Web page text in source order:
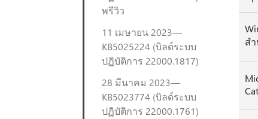
พรีวิว
11 เมษายน 2023—
KB5025224 (บิลด์ระบบ
ปฏิบัติการ 22000.1817)
28 มีนาคม 2023—
KB5023774 (บิลด์ระบบ
ปฏิบัติการ 22000.1761)
ส